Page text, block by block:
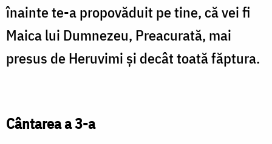
înainte te-a propovăduit pe tine, că vei fi
Maica lui Dumnezeu, Preacurată, mai
presus de Heruvimi şi decât toată făptura.
Cântarea a 3-a